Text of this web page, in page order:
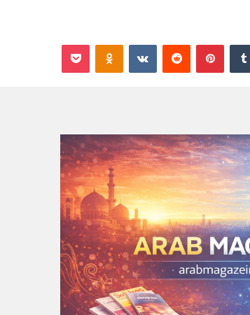
‏Tumblr بينتيريست ‏Reddit
‏VKontakte
Odnoklassniki
‫Pocket